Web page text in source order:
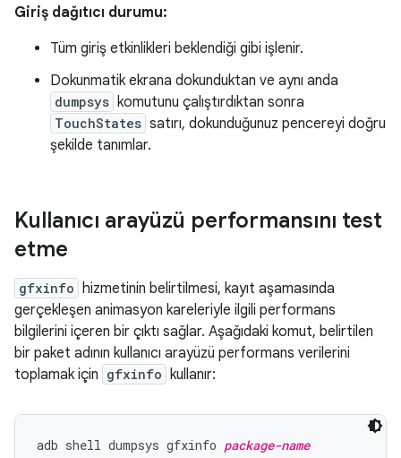
Giriş dağıtıcı durumu:
Tüm giriş etkinlikleri beklendiği gibi işlenir.
Dokunmatik ekrana dokunduktan ve aynı anda
dumpsys komutunu çalıştırdıktan sonra
TouchStates satırı, dokunduğunuz pencereyi doğru
şekilde tanımlar.
Kullanıcı arayüzü performansını test
etme
gfxinfo hizmetinin belirtilmesi, kayıt aşamasında
gerçekleşen animasyon kareleriyle ilgili performans
bilgilerini içeren bir çıktı sağlar. Aşağıdaki komut, belirtilen
bir paket adının kullanıcı arayüzü performans verilerini
toplamak için gfxinfo kullanır:
adb shell dumpsys gfxinfo package-name